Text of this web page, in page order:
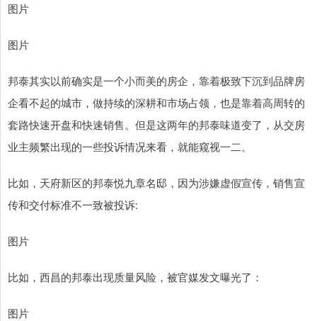
图片
图片
邦泰其实以前确实是一个小而美的房企，靠着极致下沉到品牌房
企看不起的城市，做持续的深耕和市场占领，也是靠着高周转的
套路快速开盘和快速销售。但是这两年的邦泰味道变了，从交房
业主频繁出现的一些投诉情况来看，就能窥视一二。
比如，天府新区的邦泰悦九章名邸，因为涉嫌虚假宣传，销售宣
传和交付标准不一致被投诉:
图片
比如，西昌的邦泰出现质量风险，被官媒发文曝光了：
图片